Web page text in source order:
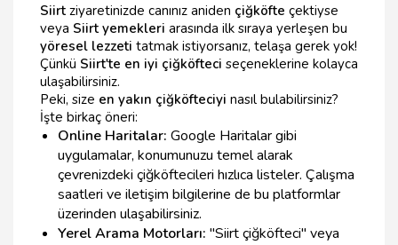
Siirt ziyaretinizde canınız aniden çiğköfte çektiyse
veya Siirt yemekleri arasında ilk sıraya yerleşen bu
yöresel lezzeti tatmak istiyorsanız, telaşa gerek yok!
Çünkü Siirt'te en iyi çiğköfteci seçeneklerine kolayca
ulaşabilirsiniz.
Peki, size en yakın çiğköfteciyi nasıl bulabilirsiniz?
İşte birkaç öneri:
Online Haritalar: Google Haritalar gibi
uygulamalar, konumunuzu temel alarak
çevrenizdeki çiğköftecileri hızlıca listeler. Çalışma
saatleri ve iletişim bilgilerine de bu platformlar
üzerinden ulaşabilirsiniz.
Yerel Arama Motorları: "Siirt çiğköfteci" veya